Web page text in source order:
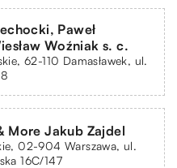
Paweł
Woźniak s. c.
62-110 Damasławek, ul.
More Jakub Zajdel
02-904 Warszawa, ul.
16C/147